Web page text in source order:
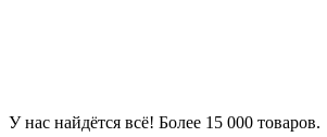
У нас найдётся всё! Более 15 000 товаров.